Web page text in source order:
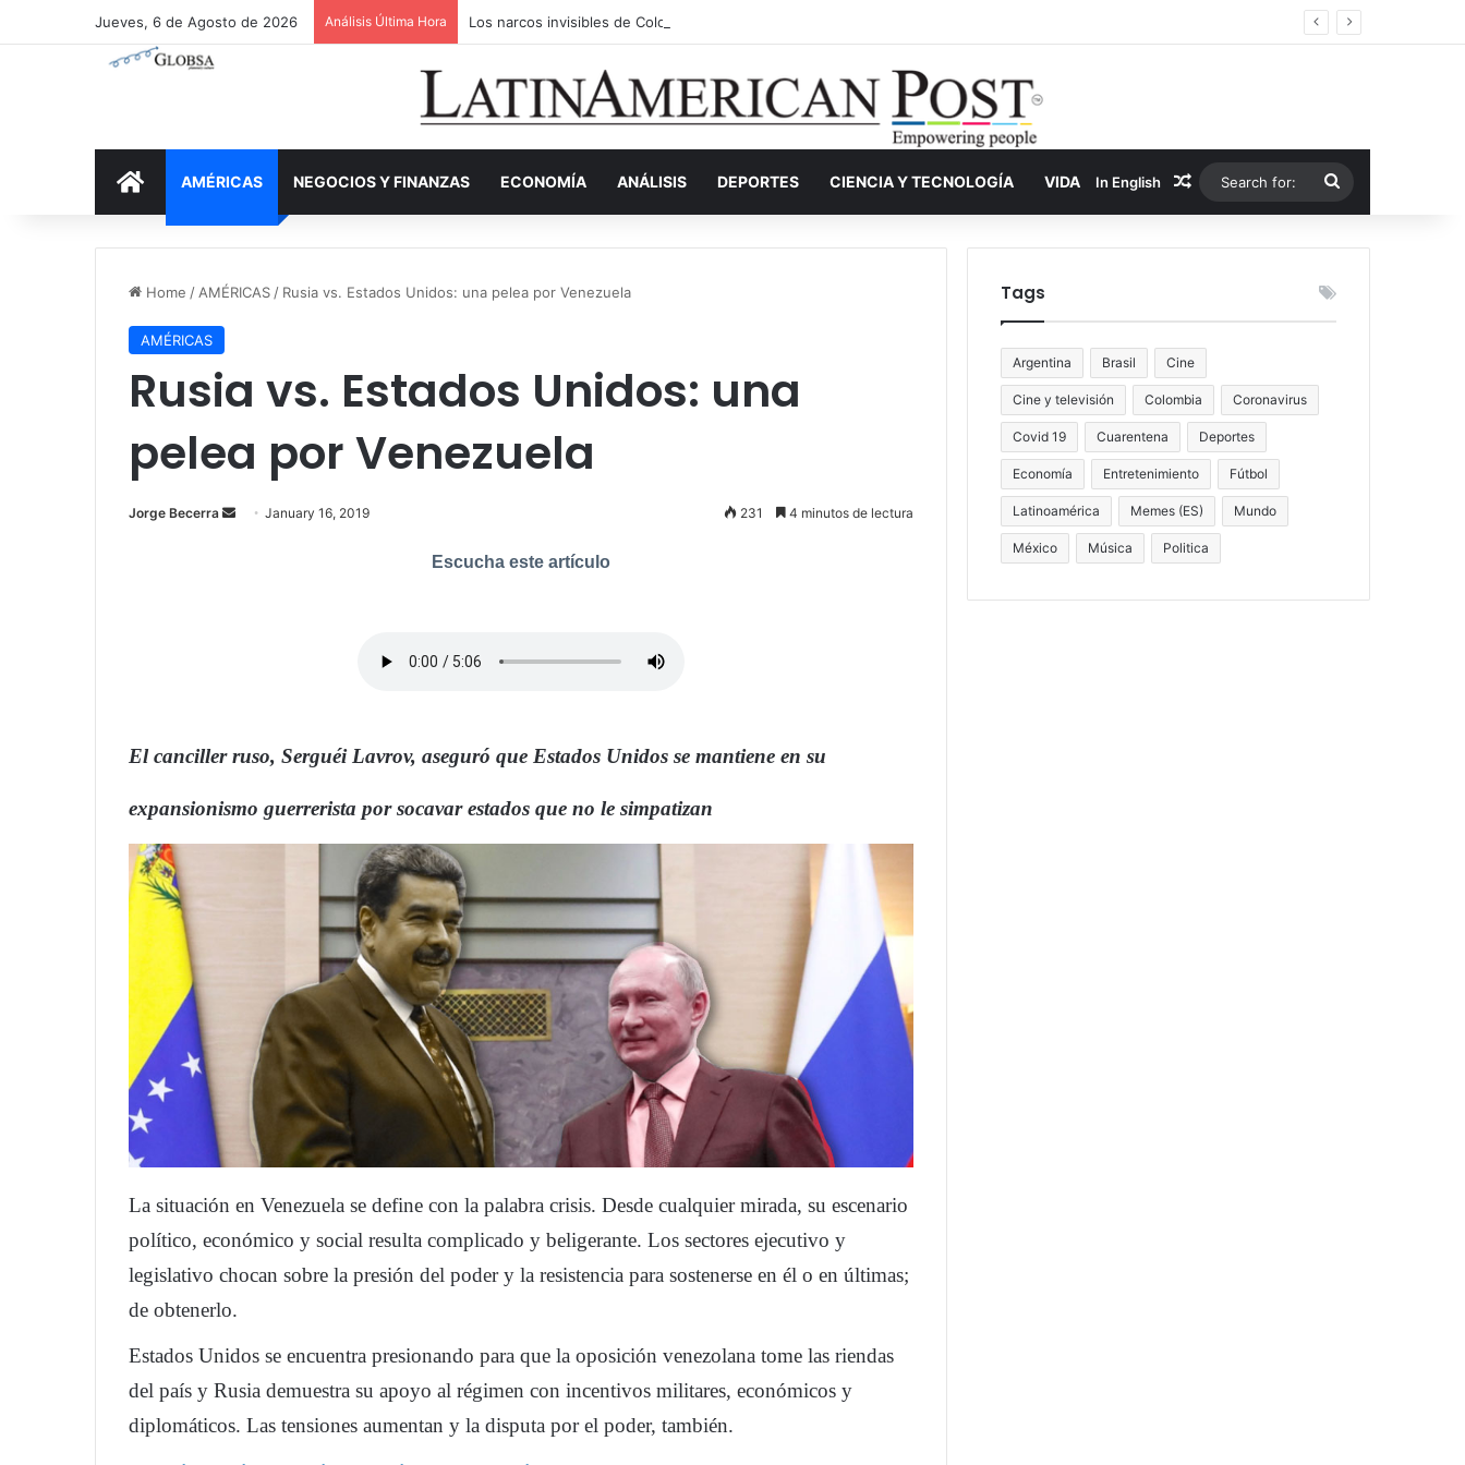
Jueves, 6 de Agosto de 2026 Análisis Última Hora Los narcos invisibles de Colombia: la guerra secreta por la verdad, el poder y la nueva economía de la droga
INICIOAMÉRICAS NEGOCIOS Y FINANZAS ECONOMÍA ANÁLISIS DEPORTES CIENCIA Y TECNOLOGÍA VIDA In English Random Article
for:
Home /AMÉRICAS/ Rusia vs. Estados Unidos: una pelea por Venezuela
AMÉRICAS
Rusia vs. Estados Unidos: una
pelea por Venezuela
Jorge Becerra January 16, 2019 231 4 minutos de lectura
Escucha este artículo
El canciller ruso, Serguéi Lavrov, aseguró que Estados Unidos se mantiene en su
expansionismo guerrerista por socavar estados que no le simpatizan
La situación en Venezuela se define con la palabra crisis. Desde cualquier mirada, su escenario
político, económico y social resulta complicado y beligerante. Los sectores ejecutivo y
legislativo chocan sobre la presión del poder y la resistencia para sostenerse en él o en últimas;
de obtenerlo.
Estados Unidos se encuentra presionando para que la oposición venezolana tome las riendas
del país y Rusia demuestra su apoyo al régimen con incentivos militares, económicos y
diplomáticos. Las tensiones aumentan y la disputa por el poder, también.
Tags
Argentina Brasil Cine
Cine y televisión Colombia Coronavirus
Covid 19 Cuarentena Deportes
Economía Entretenimiento Fútbol
Latinoamérica Memes (ES) Mundo
México Música Politica